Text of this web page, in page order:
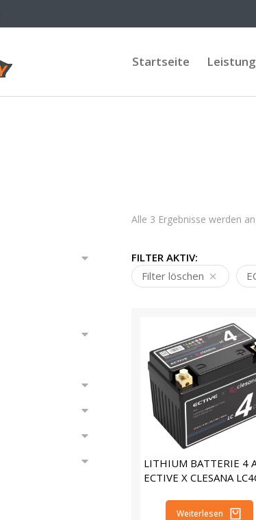
Startseite
Alle 3 Ergebnisse werden
FILTER AKTIV:
Filter löschen
LITHIUM BATTERIE 4
ECTIVE X CLESANA
Weiterlesen